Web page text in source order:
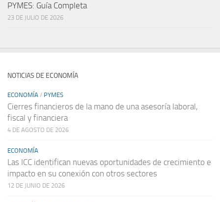
PYMES: Guía Completa
23 DE JULIO DE 2026
NOTICIAS DE ECONOMÍA
ECONOMÍA / PYMES
Cierres financieros de la mano de una asesoría laboral,
fiscal y financiera
4 DE AGOSTO DE 2026
ECONOMÍA
Las ICC identifican nuevas oportunidades de crecimiento e
impacto en su conexión con otros sectores
12 DE JUNIO DE 2026